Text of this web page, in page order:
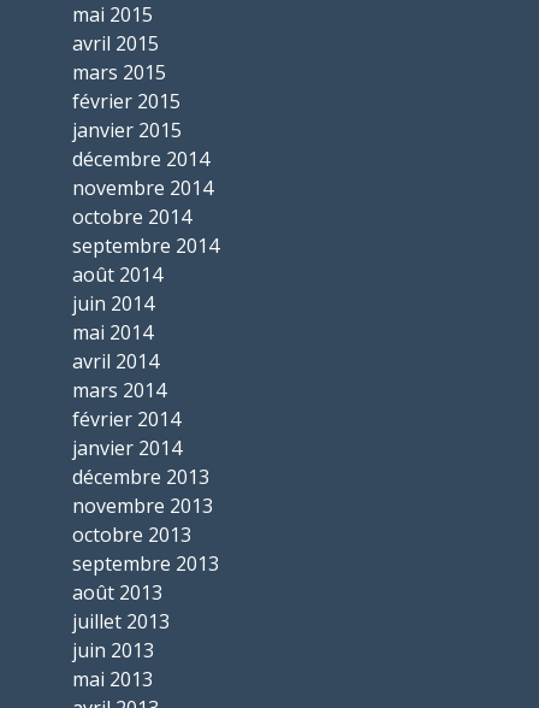
mai 2015
avril 2015
mars 2015
février 2015
janvier 2015
décembre 2014
novembre 2014
octobre 2014
septembre 2014
août 2014
juin 2014
mai 2014
avril 2014
mars 2014
février 2014
janvier 2014
décembre 2013
novembre 2013
octobre 2013
septembre 2013
août 2013
juillet 2013
juin 2013
mai 2013